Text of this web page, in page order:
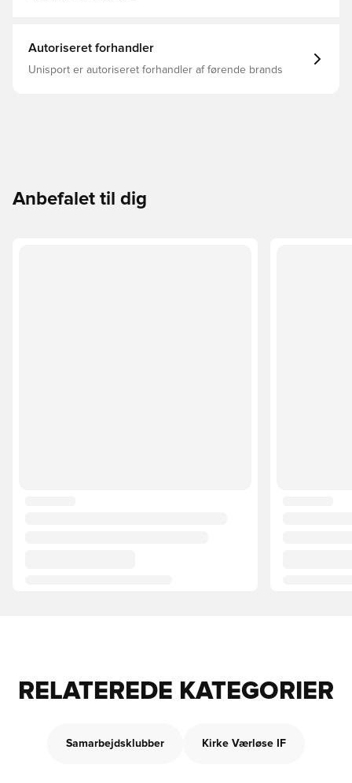
Autoriseret forhandler
Unisport er autoriseret forhandler af førende brands
Anbefalet til dig
RELATEREDE KATEGORIER
Samarbejdsklubber Kirke Værløse IF